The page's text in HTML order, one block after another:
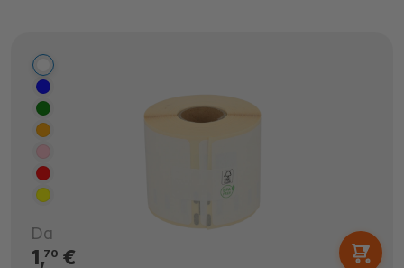
Da
1,70€